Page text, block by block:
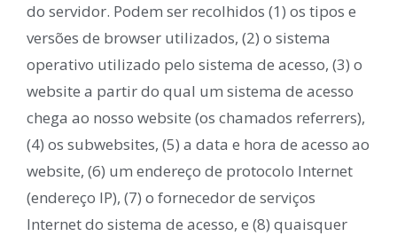
do servidor. Podem ser recolhidos (1) os tipos e
versões de browser utilizados, (2) o sistema
operativo utilizado pelo sistema de acesso, (3) o
website a partir do qual um sistema de acesso
chega ao nosso website (os chamados referrers),
(4) os subwebsites, (5) a data e hora de acesso ao
website, (6) um endereço de protocolo Internet
(endereço IP), (7) o fornecedor de serviços
Internet do sistema de acesso, e (8) quaisquer